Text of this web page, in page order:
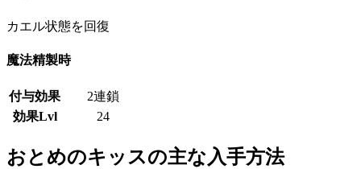
カエル状態を回復
魔法精製時
付与効果
2連鎖
効果Lvl
24
おとめのキッスの主な入手方法